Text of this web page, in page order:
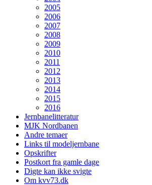
2005
2006
2007
2008
2009
2010
2011
2012
2013
2014
2015
2016
Jernbanelitteratur
MJK Nordbanen
Andre temaer
Links til modeljernbane
Opskrifter
Postkort fra gamle dage
Digte kan ikke svigte
Om kvv73.dk